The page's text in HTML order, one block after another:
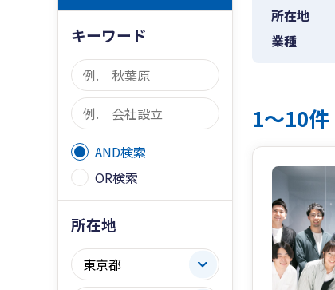
キーワード
AND検索
OR検索
所在地
所在地
業種
1〜10件